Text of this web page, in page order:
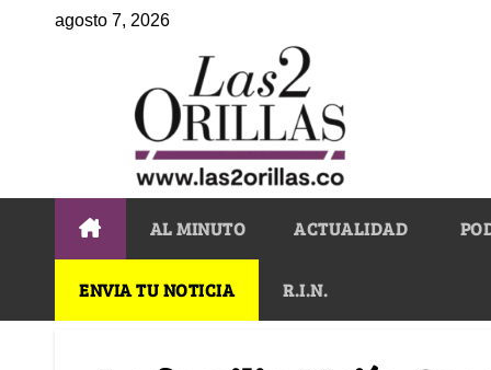
agosto 7, 2026
AL MINUTO ACTUALIDAD
ENVIA TU NOTICIA R.I.N.